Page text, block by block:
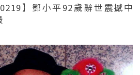
】鄧小平92歲辭世震撼中